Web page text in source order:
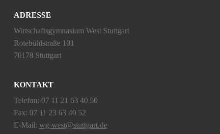
ADRESSE
Wirtschaftsgymnasium West Stuttgart
Rotebühlstraße 101
70178 Stuttgart
KONTAKT
Telefon: 07 11 21 63 40 50
Fax: 07 11 23 63 40 52
E-Mail: wg-west@stuttgart.de